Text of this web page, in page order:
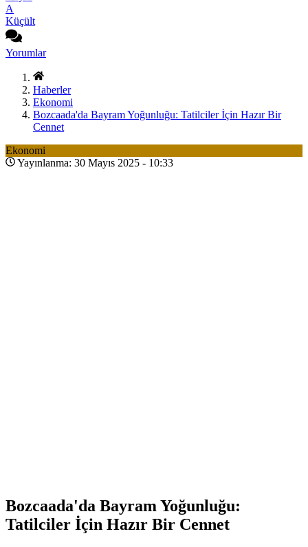
A
Küçült
Yorumlar
Haberler
Ekonomi
Bozcaada'da Bayram Yoğunluğu: Tatilciler İçin Hazır Bir
Cennet
Ekonomi
Yayınlanma: 30 Mayıs 2025 - 10:33
Bozcaada'da Bayram Yoğunluğu:
Tatilciler İçin Hazır Bir Cennet